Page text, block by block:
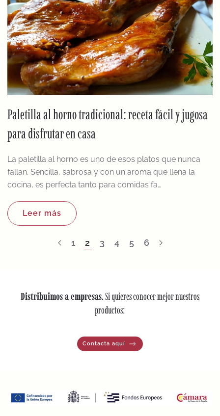
Paletilla al horno tradicional: receta fácil y jugosa
para disfrutar en casa
La paletilla al horno es uno de esos platos que nunca
fallan. Sencilla, sabrosa y con un aroma que llena la
cocina, es perfecta tanto para comidas fa…
Leer más
1 2 3 4 5 6
Distribuimos a empresas.Si quieres conocer mejor nuestros
productos:
Contacta aquí